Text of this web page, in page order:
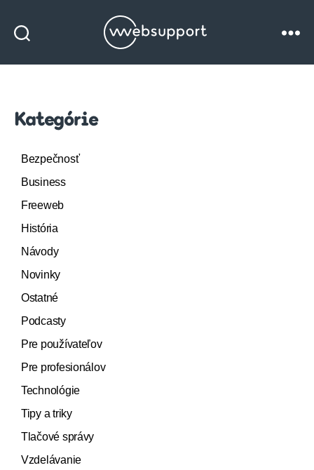
Websupport
Kategórie
Bezpečnosť
Business
Freeweb
História
Návody
Novinky
Ostatné
Podcasty
Pre používateľov
Pre profesionálov
Technológie
Tipy a triky
Tlačové správy
Vzdelávanie